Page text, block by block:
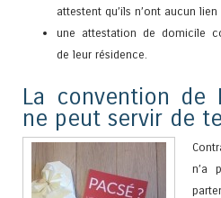
attestent qu’ils n’ont aucun
une attestation de domicile
de leur résidence.
La convention de
ne peut servir de
n’a